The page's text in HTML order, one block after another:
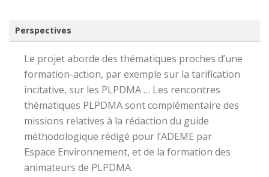
Perspectives
Le projet aborde des thématiques proches d’une
formation-action, par exemple sur la tarification
incitative, sur les PLPDMA … Les rencontres
thématiques PLPDMA sont complémentaire des
missions relatives à la rédaction du guide
méthodologique rédigé pour l’ADEME par
Espace Environnement, et de la formation des
animateurs de PLPDMA.